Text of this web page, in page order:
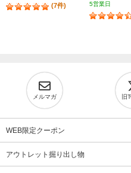
(7件) 5営業日
メルマガ 旧
WEB限定クーポン
アウトレット掘り出し物